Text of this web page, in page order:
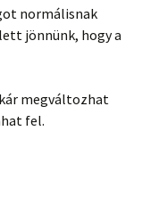
normálisnak
jönnünk, hogy a
megváltozhat
fel.